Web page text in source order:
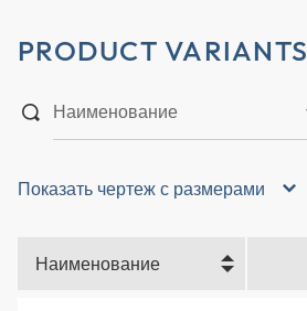
PRODUCT VARIANTS
Показать чертеж с размерами
Наименование